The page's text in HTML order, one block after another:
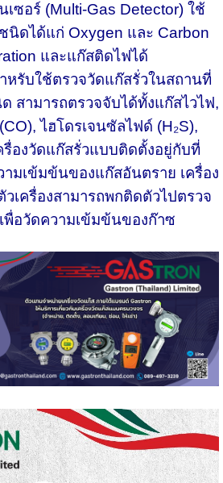
เซอร์(Multi-Gas Detector) ใช้
นิดได้แก่ Oxygen และ Carbon
และแก๊สติดไฟได้
หรับใช้ตรวจวัดแก๊สรั่วในสถานที่
สามารถตรวจจับได้ทั้งแก๊สไวไฟ,
ไฮโดรเจนซัลไฟด์ (H₂S),
รื่องวัดแก๊สรั่วแบบติดตั้งอยู่กับที่
มเข้มข้นของแก๊สอันตราย เครื่อง
เครื่องสามารถพกติดตัวไปตรวจ
อวัดความเข้มข้นของก๊าซ